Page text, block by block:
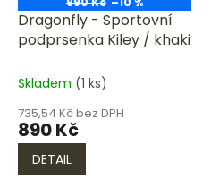
Dragonfly - Sportovní
podprsenka Kiley / khaki
Skladem (1 ks)
735,54 Kč bez DPH
890 Kč
DETAIL